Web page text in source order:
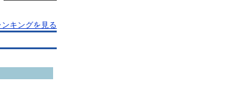
ンキングを見る